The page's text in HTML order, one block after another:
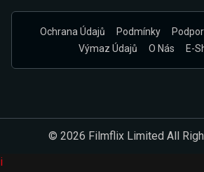
Ochrana Údajů Podmínky
Výmaz Údajů
O Nás E-
© 2026 Filmflix Limited All
i